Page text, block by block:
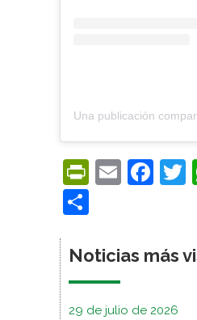
Email
Noticias más
29 de julio de 2026